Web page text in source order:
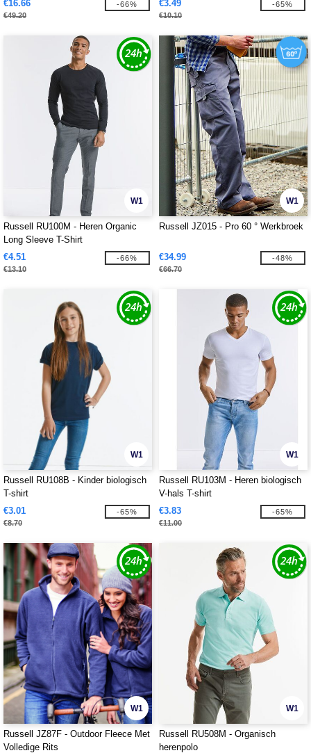
€16.66
€49.20
-66% €3.49
€10.10
-65%
W1
Russell RU100M - Heren Organic
Long Sleeve T-Shirt
€4.51
€13.10
-66%
W1
Russell JZ015 - Pro 60 ° Werkbroek
€34.99
€66.70
-48%
W1
Russell RU108B - Kinder biologisch
T-shirt
€3.01
€8.70
-65%
W1
Russell RU103M - Heren biologisch
V-hals T-shirt
€3.83
€11.00
-65%
W1
Russell JZ87F - Outdoor Fleece Met
Volledige Rits
W1
Russell RU508M - Organisch
herenpolo